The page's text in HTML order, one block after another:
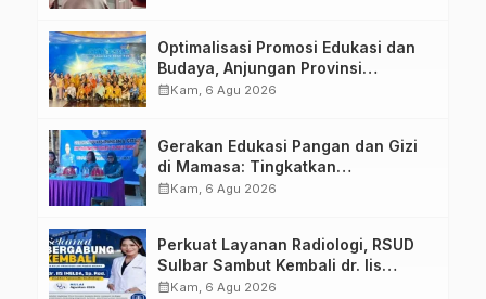
Optimalisasi Promosi Edukasi dan
Budaya, Anjungan Provinsi
Sulawesi Barat Perkuat Kolaborasi
calendar_monthKam, 6 Agu 2026
Gerakan Edukasi Pangan dan Gizi
di Mamasa: Tingkatkan
Pengetahuan dan Keterampilan
calendar_monthKam, 6 Agu 2026
Perkuat Layanan Radiologi, RSUD
Sulbar Sambut Kembali dr. Iis
Imelda, Sp.Rad
calendar_monthKam, 6 Agu 2026